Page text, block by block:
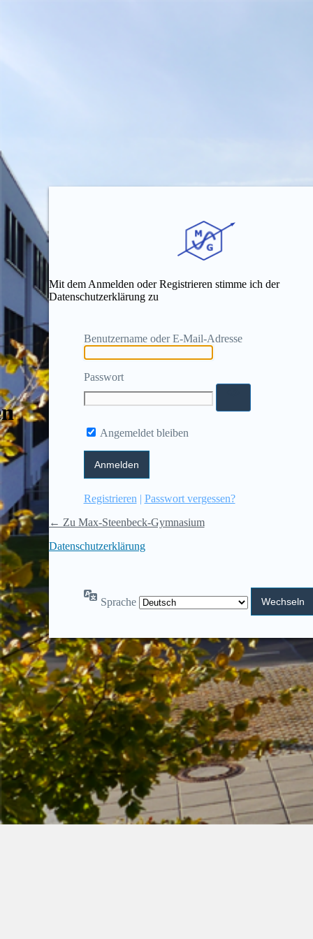
Mit dem Anmelden oder Registrieren stimme ich der
Datenschutzerklärung zu
Benutzername oder E-Mail-Adresse
Passwort
Angemeldet bleiben
Registrieren | Passwort vergessen?
← Zu Max-Steenbeck-Gymnasium
Datenschutzerklärung
Sprache